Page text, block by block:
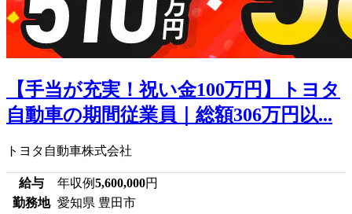
【手当が充実！祝い金100万円】トヨタ
自動車の期間従業員｜総額306万円以...
トヨタ自動車株式会社
給与 年収例5,600,000円
勤務地 愛知県 豊田市